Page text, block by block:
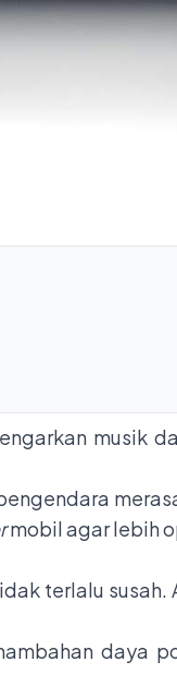
musik
mobil agar lebih
terlalu susah.
daya